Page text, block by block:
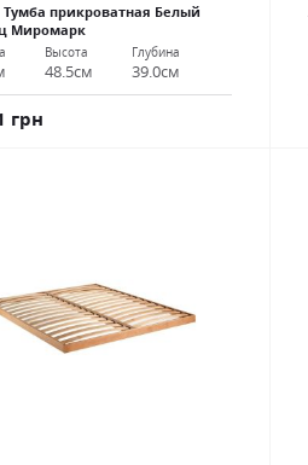
Тумба прикроватная Белый
Миромарк
Высота
48.5см
Глубина
39.0см
грн